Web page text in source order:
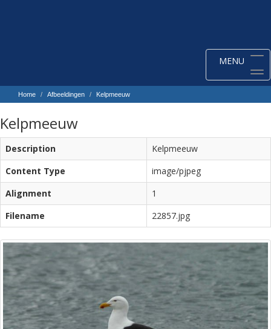
Toggle
navigation
MENU
Home Afbeeldingen Kelpmeeuw
Kelpmeeuw
Description
Kelpmeeuw
Content Type
image/pjpeg
Alignment
1
Filename
22857.jpg